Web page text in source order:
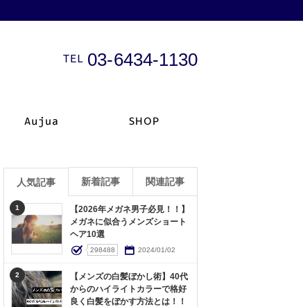
03-6434-1130
人気記事 新着記事 関連記事
1
【2026年メガネ男子必見！！】
メガネに似合うメンズショート
ヘア10選
298488 2024/01/02
2
【メンズの白髪ぼかし術】40代
からのハイライトカラーで格好
良く白髪をぼかす方法とは！！